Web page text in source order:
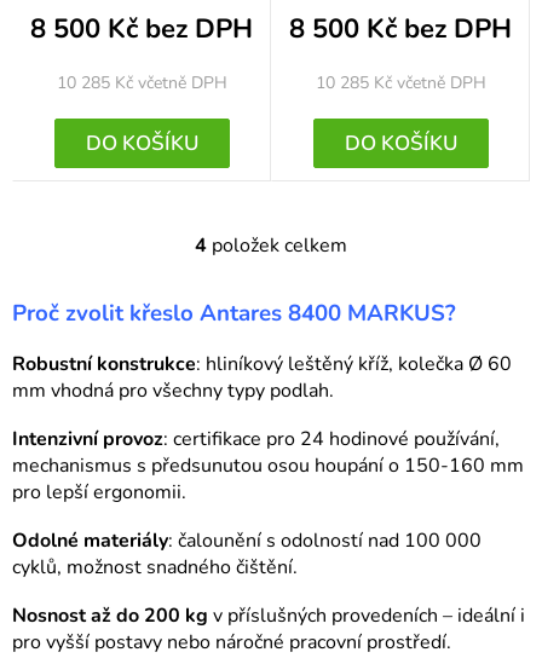
8 500 Kč bez DPH
10 285 Kč včetně DPH
DO KOŠÍKU
8 500 Kč bez DPH
10 285 Kč včetně DPH
DO KOŠÍKU
O
l
d
a
c
í
v
k
y
v
4 položek celkem
Proč zvolit křeslo Antares 8400 MARKUS?
Robustní konstrukce: hliníkový leštěný kříž, kolečka Ø 60
mm vhodná pro všechny typy podlah.
Intenzivní provoz: certifikace pro 24 hodinové používání,
mechanismus s předsunutou osou houpání o 150-160 mm
pro lepší ergonomii.
Odolné materiály: čalounění s odolností nad 100 000
cyklů, možnost snadného čištění.
Nosnost až do 200 kg v příslušných provedeních – ideální i
pro vyšší postavy nebo náročné pracovní prostředí.